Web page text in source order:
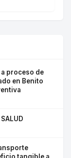
proceso de
en Benito